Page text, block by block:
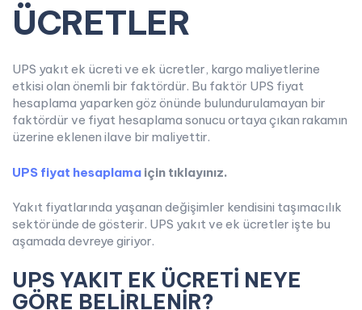
ÜCRETLER
UPS yakıt ek ücreti ve ek ücretler, kargo maliyetlerine
etkisi olan önemli bir faktördür. Bu faktör UPS fiyat
hesaplama yaparken göz önünde bulundurulamayan bir
faktördür ve fiyat hesaplama sonucu ortaya çıkan rakamın
üzerine eklenen ilave bir maliyettir.
UPS fiyat hesaplama için tıklayınız.
Yakıt fiyatlarında yaşanan değişimler kendisini taşımacılık
sektöründe de gösterir. UPS yakıt ve ek ücretler işte bu
aşamada devreye giriyor.
UPS YAKIT EK ÜCRETİ NEYE
GÖRE BELİRLENİR?